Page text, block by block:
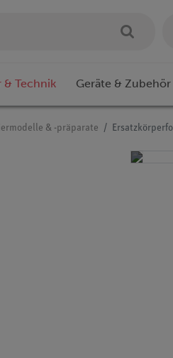
& Technik Geräte & Zubehör
& -präparate